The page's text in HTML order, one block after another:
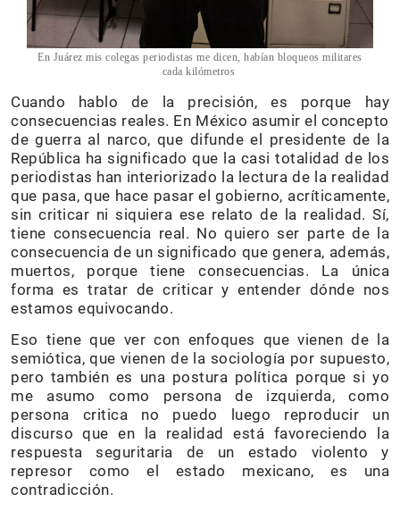
En Juárez mis colegas periodistas me dicen, habían bloqueos militares
cada kilómetros
Cuando hablo de la precisión, es porque hay
consecuencias reales. En México asumir el concepto
de guerra al narco, que difunde el presidente de la
República ha significado que la casi totalidad de los
periodistas han interiorizado la lectura de la realidad
que pasa, que hace pasar el gobierno, acríticamente,
sin criticar ni siquiera ese relato de la realidad. Sí,
tiene consecuencia real. No quiero ser parte de la
consecuencia de un significado que genera, además,
muertos, porque tiene consecuencias. La única
forma es tratar de criticar y entender dónde nos
estamos equivocando.
Eso tiene que ver con enfoques que vienen de la
semiótica, que vienen de la sociología por supuesto,
pero también es una postura política porque si yo
me asumo como persona de izquierda, como
persona critica no puedo luego reproducir un
discurso que en la realidad está favoreciendo la
respuesta seguritaria de un estado violento y
represor como el estado mexicano, es una
contradicción.